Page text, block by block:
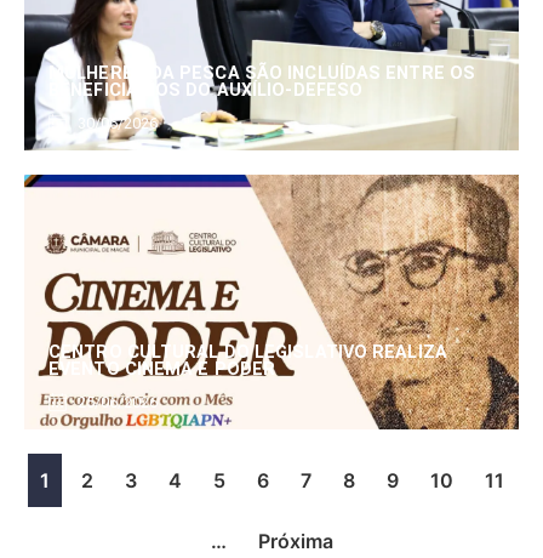
MULHERES DA PESCA SÃO INCLUÍDAS ENTRE OS
BENEFICIÁRIOS DO AUXÍLIO-DEFESO
30/06/2026
CENTRO CULTURAL DO LEGISLATIVO REALIZA
EVENTO CINEMA E PODER
25/06/2026
1 2 3 4 5 6 7 8 9 10 11
… Próxima